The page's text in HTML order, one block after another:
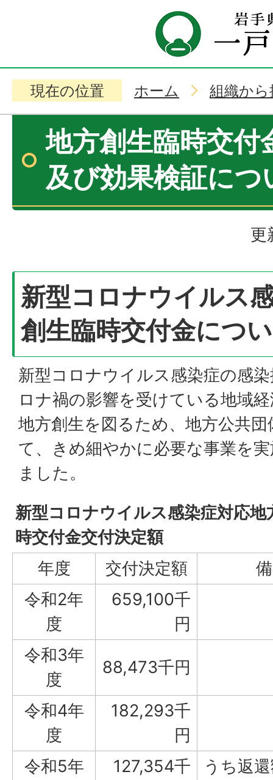
現在の位置 ホーム 組織か
地方創生臨時交付
及び効果検証につ
更
新型コロナウイルス
創生臨時交付金につ
新型コロナウイルス感染症の感
ロナ禍の影響を受けている地域
地方創生を図るため、地方公共
て、きめ細やかに必要な事業を
ました。
新型コロナウイルス感染症対応地
時交付金交付決定額
年度
交付決定額
令和2年
度
659,100千
円
令和3年
度
88,473千円
令和4年
度
182,293千
円
令和5年
127,354千
うち返